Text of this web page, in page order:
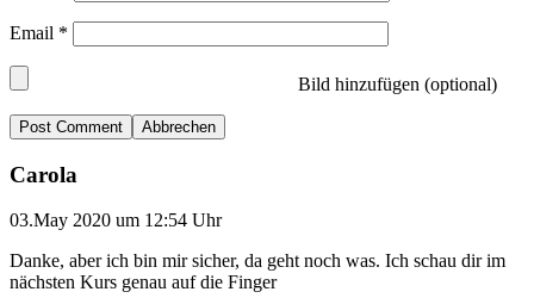
Email *
Bild hinzufügen (optional)
Abbrechen
Carola
03.May 2020 um 12:54 Uhr
Danke, aber ich bin mir sicher, da geht noch was. Ich schau dir im
nächsten Kurs genau auf die Finger